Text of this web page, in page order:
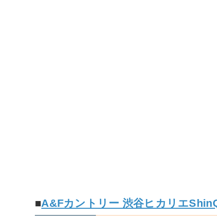
■A&Fカントリー 渋谷ヒカリエ